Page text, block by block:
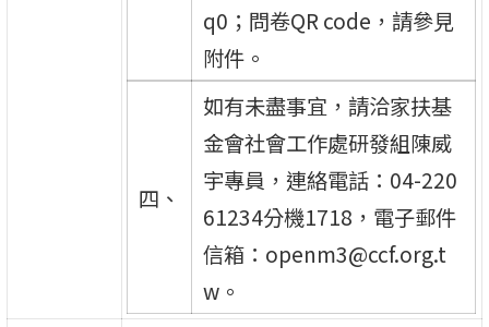
q0；問卷QR code，請參見
附件。
四、
如有未盡事宜，請洽家扶基
金會社會工作處研發組陳威
宇專員，連絡電話：04-220
61234分機1718，電子郵件
信箱：openm3@ccf.org.t
w。